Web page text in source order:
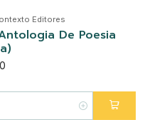
Editores
De Poesia